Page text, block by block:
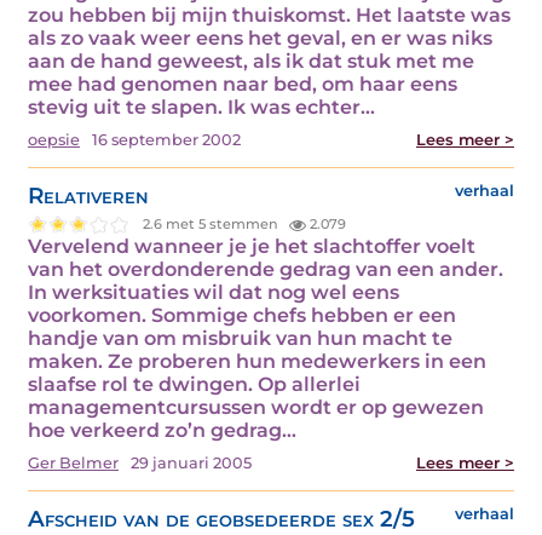
zou hebben bij mijn thuiskomst. Het laatste was
als zo vaak weer eens het geval, en er was niks
aan de hand geweest, als ik dat stuk met me
mee had genomen naar bed, om haar eens
stevig uit te slapen. Ik was echter…
oepsie 16 september 2002 Lees meer >
Relativeren verhaal
2.6 met 5 stemmen 2.079
Vervelend wanneer je je het slachtoffer voelt
van het overdonderende gedrag van een ander.
In werksituaties wil dat nog wel eens
voorkomen. Sommige chefs hebben er een
handje van om misbruik van hun macht te
maken. Ze proberen hun medewerkers in een
slaafse rol te dwingen. Op allerlei
managementcursussen wordt er op gewezen
hoe verkeerd zo’n gedrag…
Ger Belmer 29 januari 2005 Lees meer >
Afscheid van de geobsedeerde sex 2/5 verhaal